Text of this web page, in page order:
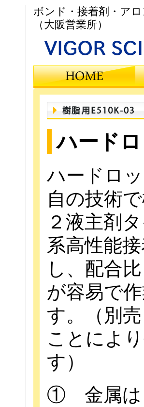
ボンド・接着剤・ア
（大阪営業所）
ハード
ハードロ
自の技術
２液主剤
系高性能
し、配合
が容易で
す。（別
ことによ
す）
① 金属は